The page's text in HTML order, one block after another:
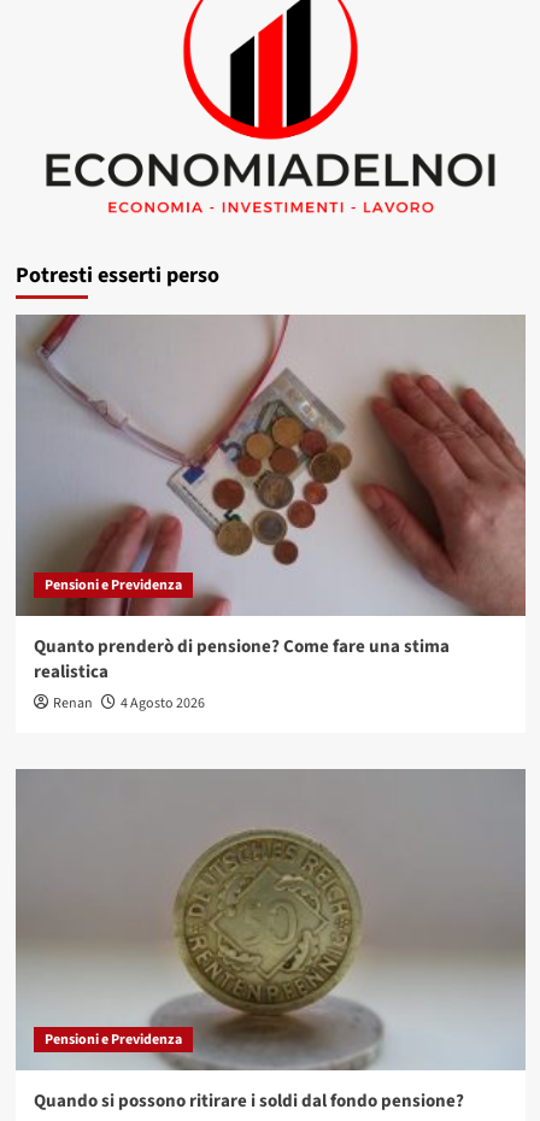
Potresti esserti perso
Pensioni e Previdenza
Quanto prenderò di pensione? Come fare una stima
realistica
Renan 4 Agosto 2026
Pensioni e Previdenza
Quando si possono ritirare i soldi dal fondo pensione?